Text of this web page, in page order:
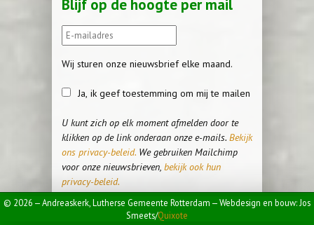
Blijf op de hoogte per mail
Wij sturen onze nieuwsbrief elke maand.
Ja, ik geef toestemming om mij te mailen
U kunt zich op elk moment afmelden door te
klikken op de link onderaan onze e-mails. Bekijk
ons privacy-beleid. We gebruiken Mailchimp
voor onze nieuwsbrieven, bekijk ook hun
privacy-beleid.
© 2026 — Andreaskerk, Lutherse Gemeente Rotterdam — Webdesign en bouw: Jos
Smeets/Quixote